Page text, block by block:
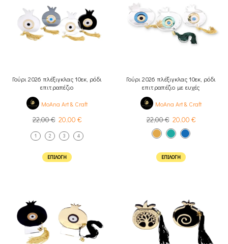
Γούρι 2026 πλέξιγκλας 10εκ, ρόδι
επιτραπέζιο
MoAna Art & Craft
22,00€ 20,00 €
1 2 3 4
ΕΠΙΛΟΓΉ
Γούρι 2026 πλέξιγκλας 10εκ, ρόδι
επιτραπέζιο με ευχές
MoAna Art & Craft
22,00€ 20,00 €
ΕΠΙΛΟΓΉ